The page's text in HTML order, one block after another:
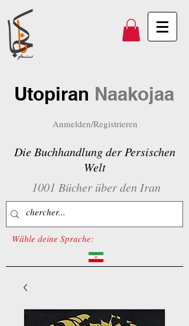
Utopiran Naakojaa
Anmelden/Registrieren
Die Buchhandlung der Persischen
Welt
1001 Bücher über den Iran
Wähle deine Sprache: